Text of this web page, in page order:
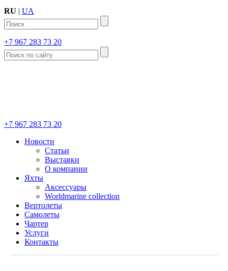
RU | UA
+7 967 283 73 20
+7 967 283 73 20
Новости
Статьи
Выставки
О компании
Яхты
Аксессуары
Worldmarine collection
Вертолеты
Самолеты
Чартер
Услуги
Контакты